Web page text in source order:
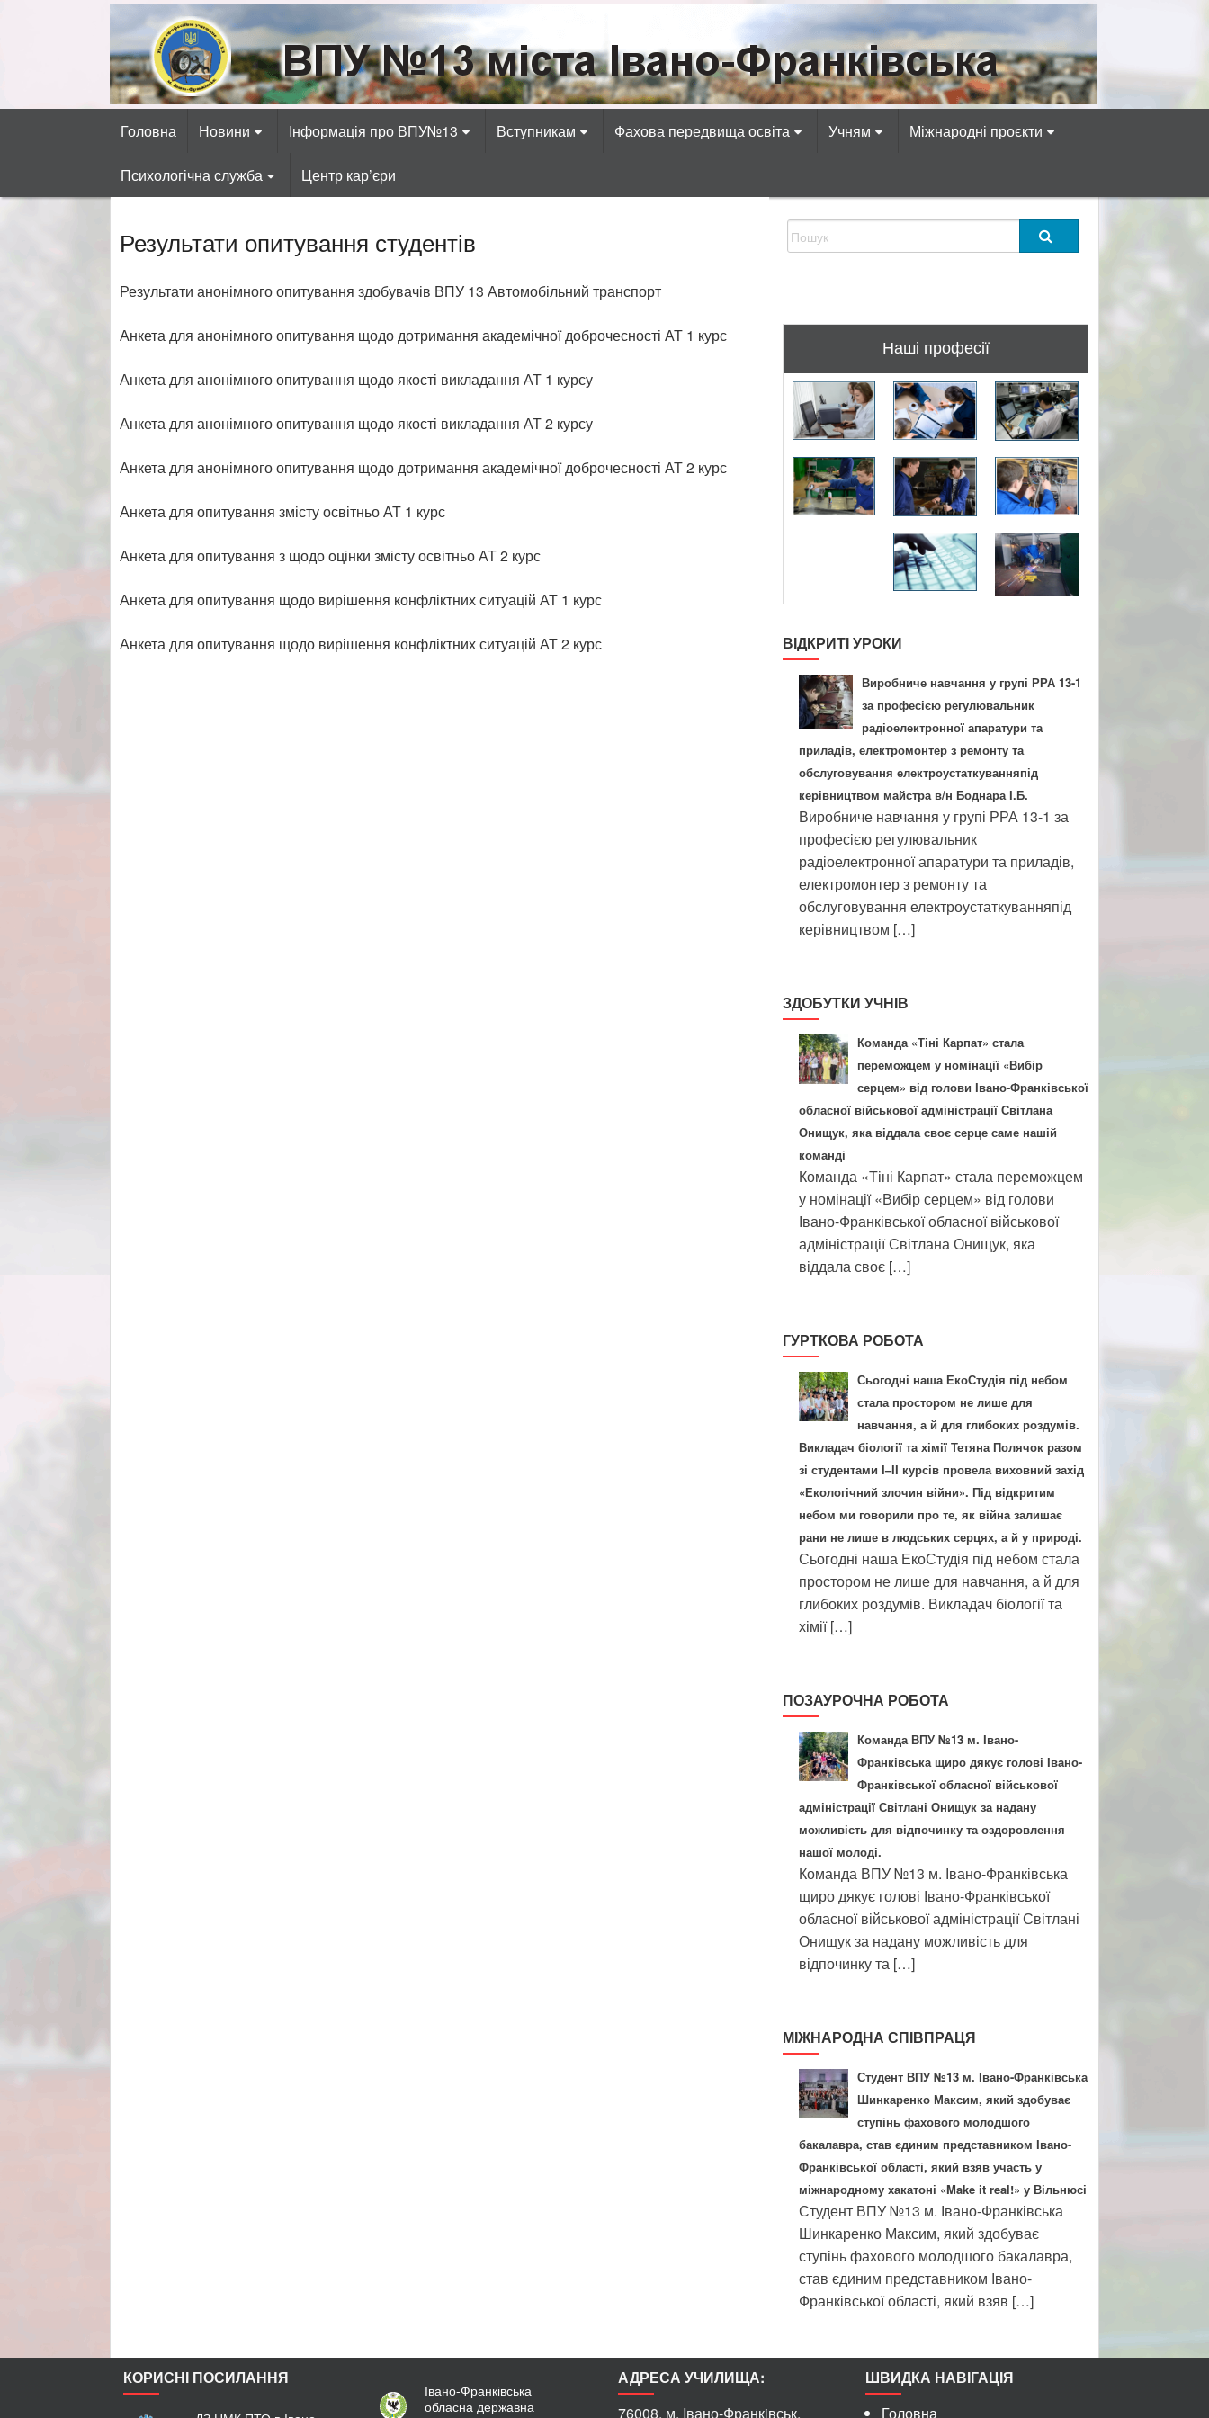
ВПУ №13 міста Івано-Франківська
Готуємо фахівців автосервісних, радіотехнічних, електротехнічних, економічних, комп’ютерних професій!
Головна Новини Інформація про ВПУ№13 Вступникам Фахова передвища освіта Учням Міжнародні проєкти
Психологічна служба Центр кар’єри
Результати опитування студентів
Результати анонімного опитування здобувачів ВПУ 13 Автомобільний транспорт
Анкета для анонімного опитування щодо дотримання академічної доброчесності АТ 1 курс
Анкета для анонімного опитування щодо якості викладання АТ 1 курсу
Анкета для анонімного опитування щодо якості викладання АТ 2 курсу
Анкета для анонімного опитування щодо дотримання академічної доброчесності АТ 2 курс
Анкета для опитування змісту освітньо АТ 1 курс
Анкета для опитування з щодо оцінки змісту освітньо АТ 2 курс
Анкета для опитування щодо вирішення конфліктних ситуацій АТ 1 курс
Анкета для опитування щодо вирішення конфліктних ситуацій АТ 2 курс
Наші професії
ВІДКРИТІ УРОКИ
Виробниче навчання у групі РРА 13-1
за професією регулювальник
радіоелектронної апаратури та
приладів, електромонтер з ремонту та
обслуговування електроустаткуванняпід
керівництвом майстра в/н Боднара І.Б.
Виробниче навчання у групі РРА 13-1 за
професією регулювальник
радіоелектронної апаратури та приладів,
електромонтер з ремонту та
обслуговування електроустаткуванняпід
керівництвом […]
ЗДОБУТКИ УЧНІВ
Команда «Тіні Карпат» стала
переможцем у номінації «Вибір
серцем» від голови Івано-Франківської
обласної військової адміністрації Світлана
Онищук, яка віддала своє серце саме нашій
команді
Команда «Тіні Карпат» стала переможцем
у номінації «Вибір серцем» від голови
Івано-Франківської обласної військової
адміністрації Світлана Онищук, яка
віддала своє […]
ГУРТКОВА РОБОТА
Сьогодні наша ЕкоСтудія під небом
стала простором не лише для
навчання, а й для глибоких роздумів.
Викладач біології та хімії Тетяна Полячок разом
зі студентами І–ІІ курсів провела виховний захід
«Екологічний злочин війни». Під відкритим
небом ми говорили про те, як війна залишає
рани не лише в людських серцях, а й у природі.
Сьогодні наша ЕкоСтудія під небом стала
простором не лише для навчання, а й для
глибоких роздумів. Викладач біології та
хімії […]
ПОЗАУРОЧНА РОБОТА
Команда ВПУ №13 м. Івано-
Франківська щиро дякує голові Івано-
Франківської обласної військової
адміністрації Світлані Онищук за надану
можливість для відпочинку та оздоровлення
нашої молоді.
Команда ВПУ №13 м. Івано-Франківська
щиро дякує голові Івано-Франківської
обласної військової адміністрації Світлані
Онищук за надану можливість для
відпочинку та […]
МІЖНАРОДНА СПІВПРАЦЯ
Студент ВПУ №13 м. Івано-Франківська
Шинкаренко Максим, який здобуває
ступінь фахового молодшого
бакалавра, став єдиним представником Івано-
Франківської області, який взяв участь у
міжнародному хакатоні «Make it real!» у Вільнюсі
Студент ВПУ №13 м. Івано-Франківська
Шинкаренко Максим, який здобуває
ступінь фахового молодшого бакалавра,
став єдиним представником Івано-
Франківської області, який взяв […]
КОРИСНІ ПОСИЛАННЯ
Івано-Франківська
обласна державна
АДРЕСА УЧИЛИЩА:
76008, м. Iвано-Франкiвськ,
ШВИДКА НАВІГАЦІЯ
Головна